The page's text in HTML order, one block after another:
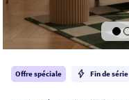
Offre spéciale Fin de série